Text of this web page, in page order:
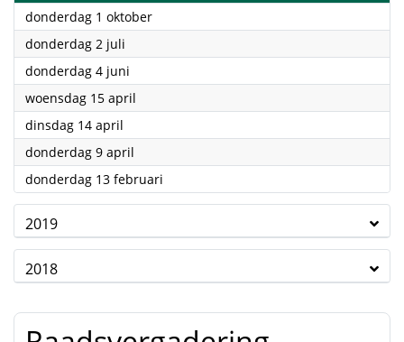
donderdag 1 oktober2020
donderdag 2 juli
donderdag 4 juni
woensdag 15 april
dinsdag 14 april
donderdag 9 april
donderdag 13 februari
2019
2018